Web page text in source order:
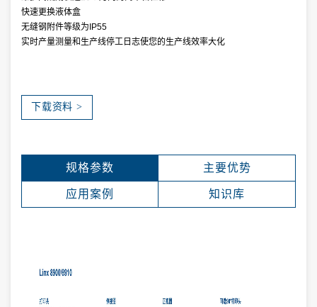
快速更换液体盒
无缝钢附件等级为IP55
实时产量测量和生产线停工日志使您的生产线效率大化
下载资料 >
规格参数 主要优势
应用案例 知识库